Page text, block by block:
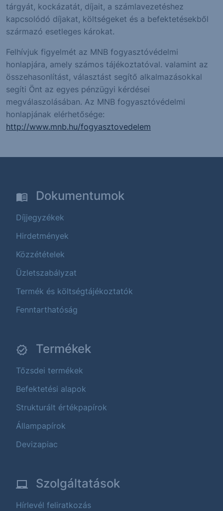
tárgyát, kockázatát, díjait, a számlavezetéshez
kapcsolódó díjakat, költségeket és a befektetésekből
származó esetleges károkat.
Felhívjuk figyelmét az MNB fogyasztóvédelmi
honlapjára, amely számos tájékoztatóval. valamint az
összehasonlítást, választást segítő alkalmazásokkal
segíti Önt az egyes pénzügyi kérdései
megválaszolásában. Az MNB fogyasztóvédelmi
honlapjának elérhetősége:
http://www.mnb.hu/fogyasztovedelem
Dokumentumok
Díjjegyzékek
Hirdetmények
Közzétételek
Üzletszabályzat
Termék és költségtájékoztatók
Fenntarthatóság
Termékek
Tőzsdei termékek
Befektetési alapok
Strukturált értékpapírok
Állampapírok
Devizapiac
Szolgáltatások
Hírlevél feliratkozás